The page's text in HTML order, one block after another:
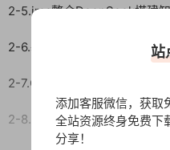
2-5.ima整合DeepSeek搭建
2-6.基于Coze空间全面提升生
2-7.Coze搭建爆款文案创作助
2-8.Coze搭建产品卖点提炼
站
添加客服微信，获取
全站资源终身免费下
分享！